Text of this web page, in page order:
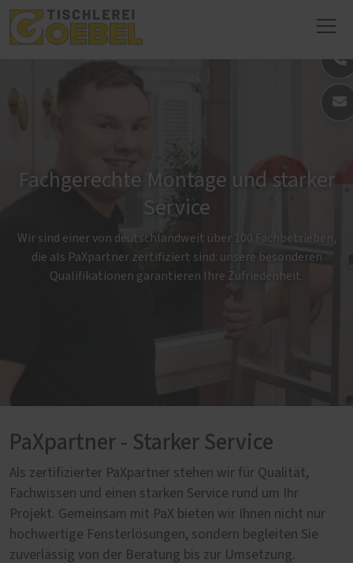
Fachgerechte Montage und starker
Service
Wir sind einer von deutschlandweit über 100 Fachbetrieben,
die als PaXpartner zertifiziert sind: unsere besonderen
Qualifikationen garantieren Ihre Zufriedenheit.
PaXpartner - Starker Service
Als zertifizierter PaXpartner stehen wir für Qualität,
Fachwissen und einen starken Service rund um Ihr
Projekt. Gemeinsam mit PaX bieten wir Ihnen nicht nur
hochwertige Fensterlösungen, sondern begleiten Sie
zuverlässig von der Beratung bis zur Umsetzung.